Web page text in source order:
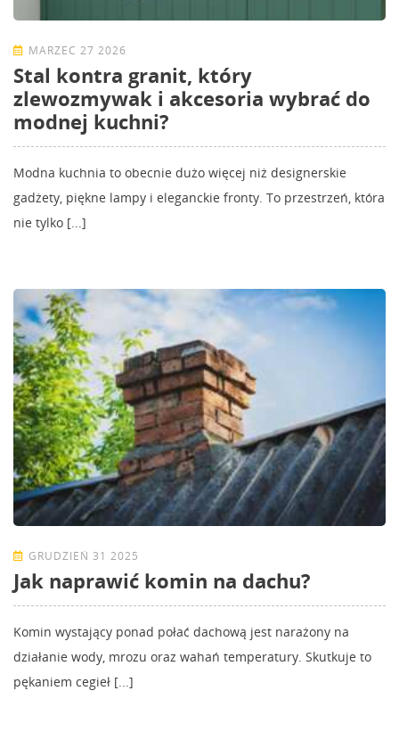
MARZEC 27 2026
Stal kontra granit, który
zlewozmywak i akcesoria wybrać do
modnej kuchni?
Modna kuchnia to obecnie dużo więcej niż designerskie
gadżety, piękne lampy i eleganckie fronty. To przestrzeń, która
nie tylko [...]
GRUDZIEŃ 31 2025
Jak naprawić komin na dachu?
Komin wystający ponad połać dachową jest narażony na
działanie wody, mrozu oraz wahań temperatury. Skutkuje to
pękaniem cegieł [...]